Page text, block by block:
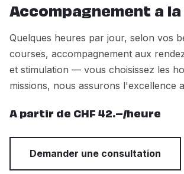
Accompagnement a
Quelques heures par jour, selon vos
courses, accompagnement aux
et stimulation — vous choisissez les
missions, nous assurons l'excellence
A partir de CHF 42.–/heure
Demander une consultation